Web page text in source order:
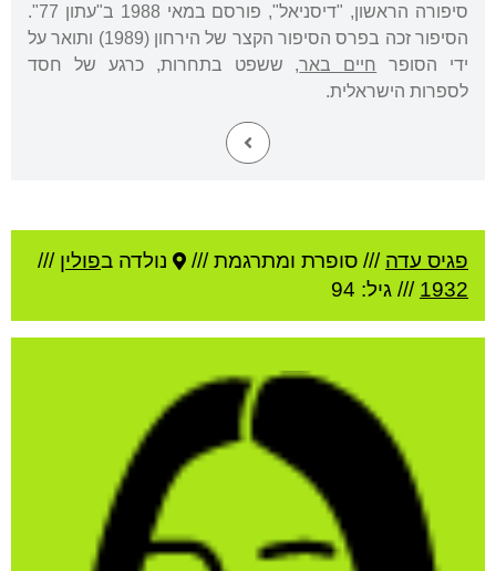
סיפורה הראשון, "דיסניאל", פורסם במאי 1988 ב"עתון 77".
הסיפור זכה בפרס הסיפור הקצר של הירחון (1989) ותואר על
ידי הסופר חיים באר, ששפט בתחרות, כרגע של חסד
לספרות הישראלית.
פגיס עדה /// סופרת ומתרגמת /// נולדה בפולין ///
1932 /// גיל: 94